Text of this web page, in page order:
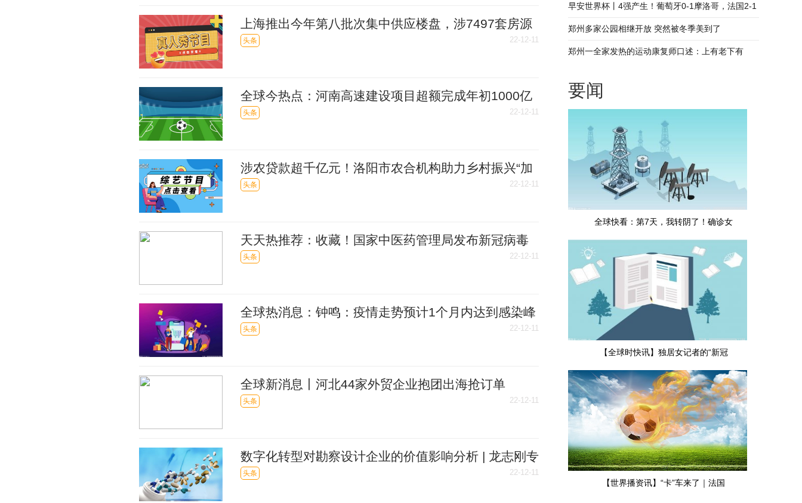
上海推出今年第八批次集中供应楼盘，涉7497套房源
头条 22-12-11
全球今热点：河南高速建设项目超额完成年初1000亿
元投资计划
头条 22-12-11
涉农贷款超千亿元！洛阳市农合机构助力乡村振兴“加
速跑”
头条 22-12-11
天天热推荐：收藏！国家中医药管理局发布新冠病毒
感染者居家中医药干预指引
头条 22-12-11
全球热消息：钟鸣：疫情走势预计1个月内达到感染峰
值
头条 22-12-11
全球新消息丨河北44家外贸企业抱团出海抢订单
头条 22-12-11
数字化转型对勘察设计企业的价值影响分析 | 龙志刚专
栏
头条 22-12-11
双”才能走得更远
早安世界杯丨4强产生！葡萄牙0-1摩洛哥，法国2-1
淘汰英格兰
郑州多家公园相继开放 突然被冬季美到了
郑州一全家发热的运动康复师口述：上有老下有
要闻
全球快看：第7天，我转阴了！确诊女
【全球时快讯】独居女记者的“新冠
【世界播资讯】“卡”车来了｜法国